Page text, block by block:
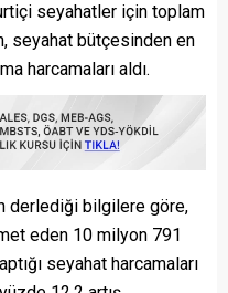
seyahatler için toplam
seyahat bütçesinden en
harcamaları aldı.
derlediği bilgilere göre,
eden 10 milyon 791
seyahat harcamaları